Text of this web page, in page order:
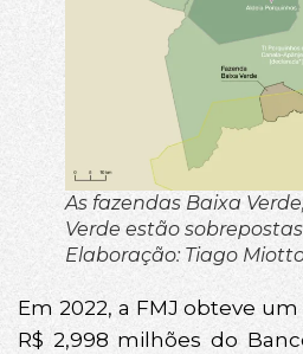
As fazendas Baixa
Verde estão
Elaboração: Tiago
Em 2022, a FMJ obteve
R$ 2,998 milhões do